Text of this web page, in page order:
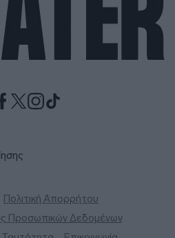
Πολιτική Απορρήτου
Προσωπικών Δεδομένων